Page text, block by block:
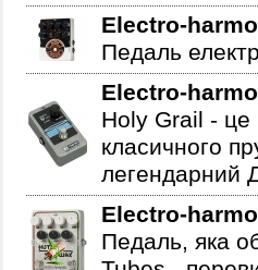
Electro-
Педаль
Electro-
Holy Grail - це
класичного
легендарний
Electro-
Педаль, яка